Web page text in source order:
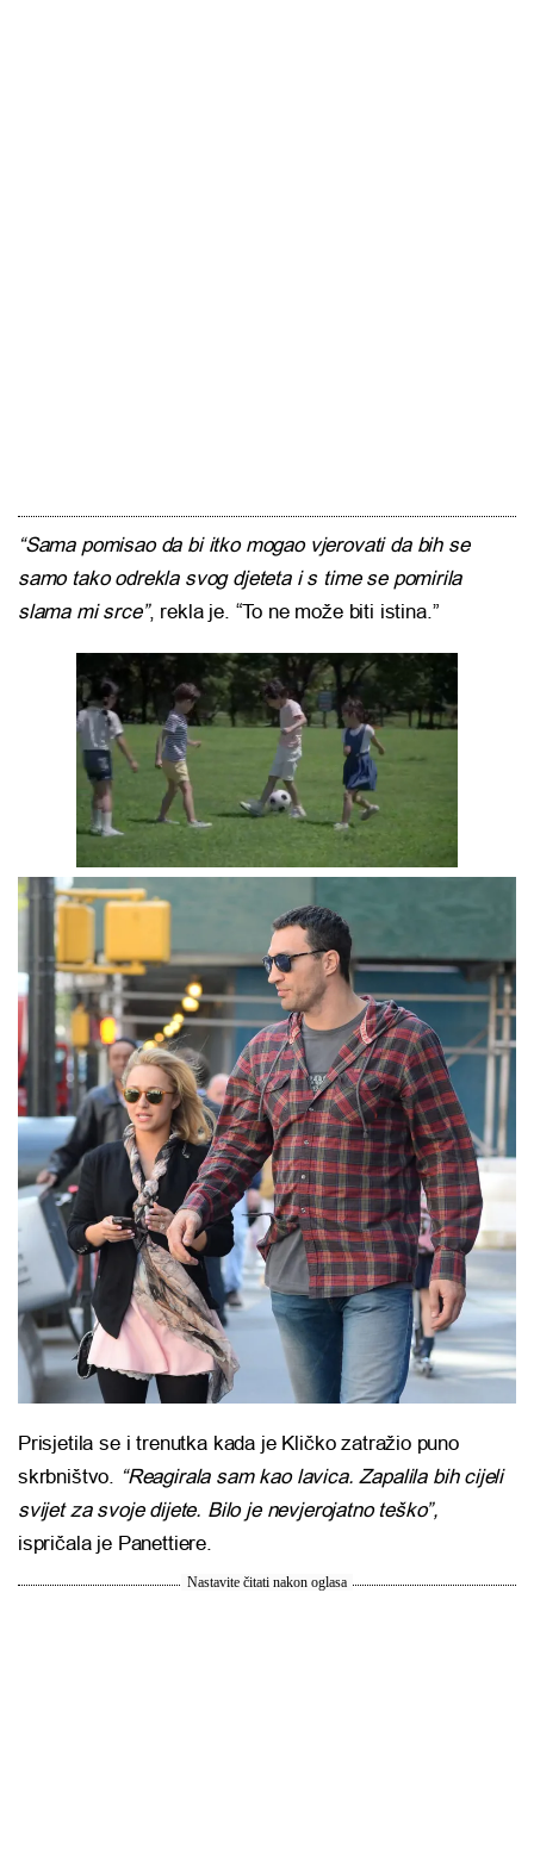
“Sama pomisao da bi itko mogao vjerovati da bih se
samo tako odrekla svog djeteta i s time se pomirila
slama mi srce”, rekla je. “To ne može biti istina.”
Prisjetila se i trenutka kada je Kličko zatražio puno
skrbništvo. “Reagirala sam kao lavica. Zapalila bih cijeli
svijet za svoje dijete. Bilo je nevjerojatno teško”,
ispričala je Panettiere.
Nastavite čitati nakon oglasa